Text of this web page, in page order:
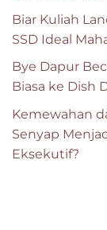
Biar Kuliah
SSD Ideal
Bye Dapur
Biasa ke Dish
Kemewahan
Senyap
Eksekutif?